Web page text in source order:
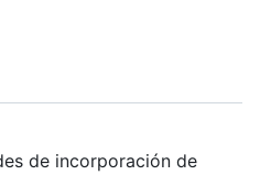
de incorporación de